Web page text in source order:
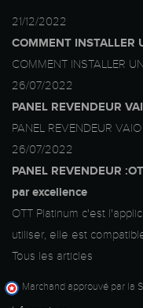
21/12/2022
COMMENT INSTALLER
COMMENT INSTALLER
26/07/2022
PANEL REVENDEUR
PANEL REVENDEUR
26/07/2022
PANEL REVENDEUR
par excellence
OTT Platinum c'est
utiliser, elle est
Tous les articles
Marchand approuvé par la